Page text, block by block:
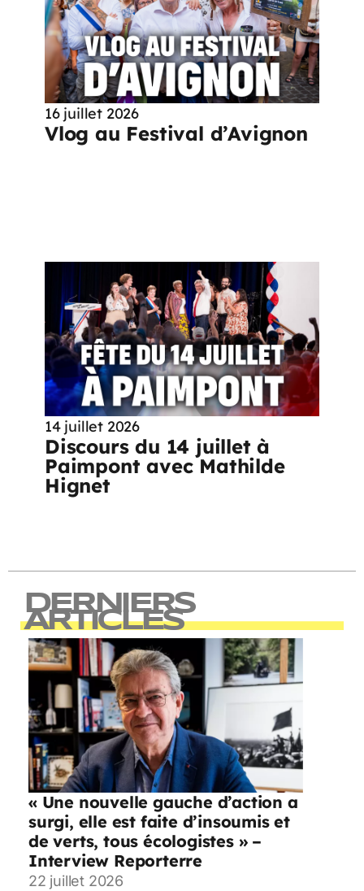
16 juillet 2026
Vlog au Festival d’Avignon
14 juillet 2026
Discours du 14 juillet à
Paimpont avec Mathilde
Hignet
DERNIERS
ARTICLES
« Une nouvelle gauche d’action a
surgi, elle est faite d’insoumis et
de verts, tous écologistes » –
Interview Reporterre
22 juillet 2026